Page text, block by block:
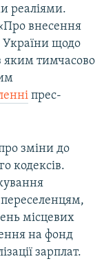
реаліями.
внесення
України щодо
яким тимчасово
прес-
зміни до
кодексів.
місцевих
на фонд
зарплат.